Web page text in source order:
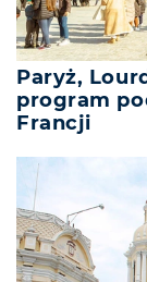
Paryż,
program
Francji